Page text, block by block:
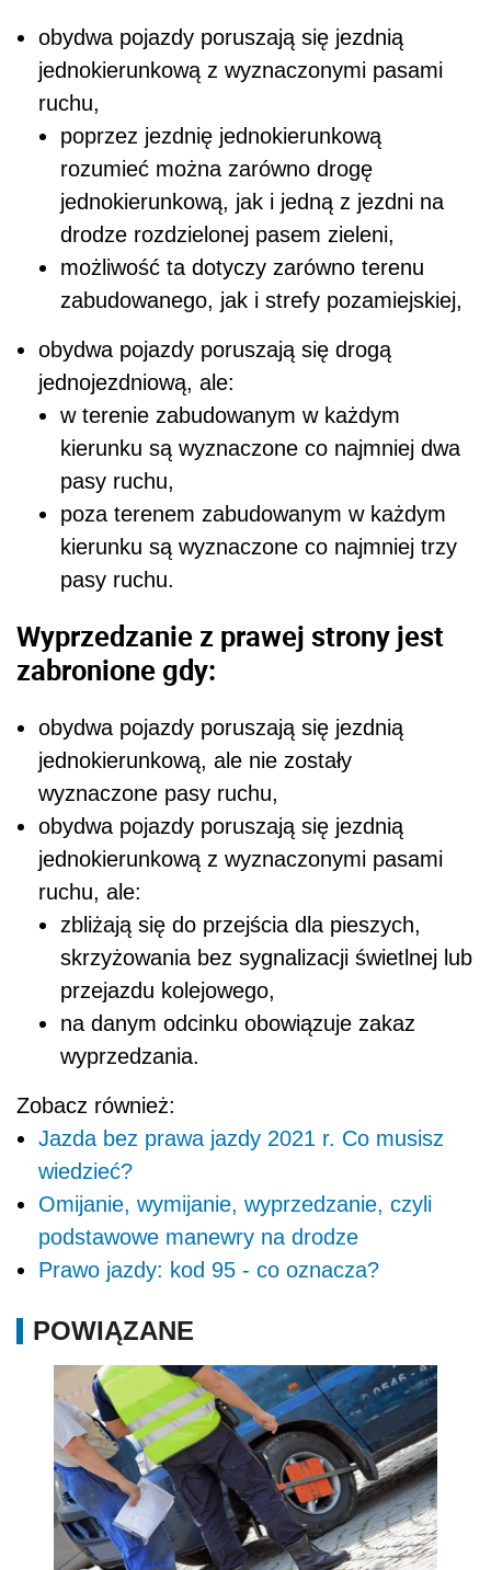
obydwa pojazdy poruszają się jezdnią
jednokierunkową z wyznaczonymi pasami
ruchu,
poprzez jezdnię jednokierunkową
rozumieć można zarówno drogę
jednokierunkową, jak i jedną z jezdni na
drodze rozdzielonej pasem zieleni,
możliwość ta dotyczy zarówno terenu
zabudowanego, jak i strefy pozamiejskiej,
obydwa pojazdy poruszają się drogą
jednojezdniową, ale:
w terenie zabudowanym w każdym
kierunku są wyznaczone co najmniej dwa
pasy ruchu,
poza terenem zabudowanym w każdym
kierunku są wyznaczone co najmniej trzy
pasy ruchu.
Wyprzedzanie z prawej strony jest
zabronione gdy:
obydwa pojazdy poruszają się jezdnią
jednokierunkową, ale nie zostały
wyznaczone pasy ruchu,
obydwa pojazdy poruszają się jezdnią
jednokierunkową z wyznaczonymi pasami
ruchu, ale:
zbliżają się do przejścia dla pieszych,
skrzyżowania bez sygnalizacji świetlnej lub
przejazdu kolejowego,
na danym odcinku obowiązuje zakaz
wyprzedzania.
Zobacz również:
Jazda bez prawa jazdy 2021 r. Co musisz
wiedzieć?
Omijanie, wymijanie, wyprzedzanie, czyli
podstawowe manewry na drodze
Prawo jazdy: kod 95 - co oznacza?
POWIĄZANE